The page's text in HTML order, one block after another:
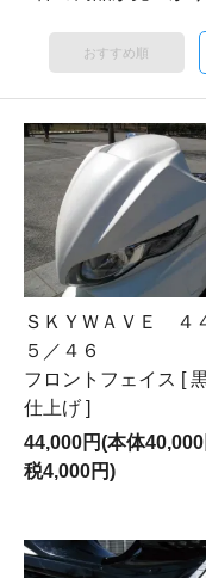
おすすめ順
ＳＫＹＷＡＶＥ ４
５／４６
フロントフェイス [
仕上げ ]
44,000円(本体40,000
税4,000円)